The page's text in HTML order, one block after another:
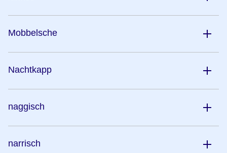
Mobbelsche
Nachtkapp
naggisch
narrisch